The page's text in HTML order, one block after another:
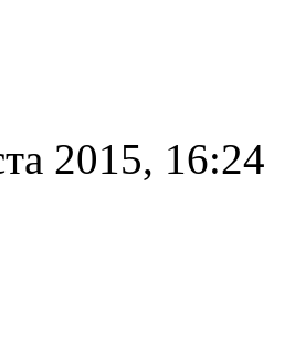
2015, 16:24